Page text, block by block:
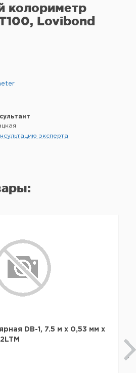
Lovibond
эксперта
DB-1, 7.5 м x 0,53 мм х